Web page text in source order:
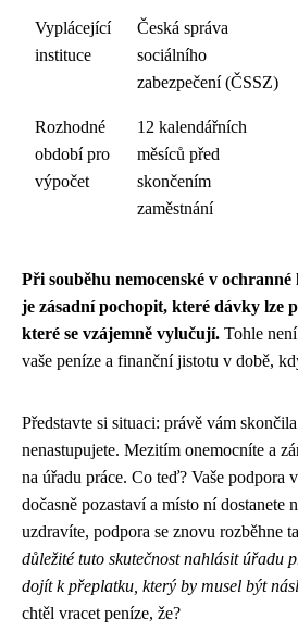
Vyplácející
instituce
Česká správa
sociálního
zabezpečení (ČSSZ)
Rozhodné
období pro
výpočet
12 kalendářních
měsíců před
skončením
zaměstnání
Při souběhu nemocenské v
je zásadní pochopit, které dávky lze
které se vzájemně vylučují. Tohle
vaše peníze a finanční jistotu v době,
Představte si situaci: právě vám
nenastupujete. Mezitím onemocníte a
na úřadu práce. Co teď? Vaše podpora
dočasně pozastaví a místo ní dostanete
uzdravíte, podpora se znovu rozběhne
důležité tuto skutečnost nahlásit úřadu
dojít k přeplatku, který by musel být
chtěl vracet peníze, že?